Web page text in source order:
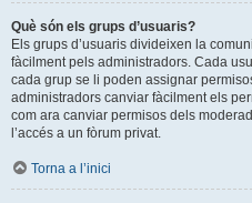
Què són els grups d’usuaris?
Els grups d’usuaris divideixen la
fàcilment pels administradors. Cada
cada grup se li poden assignar
administradors canviar fàcilment els
com ara canviar permisos dels
l’accés a un fòrum privat.
Torna a l’inici